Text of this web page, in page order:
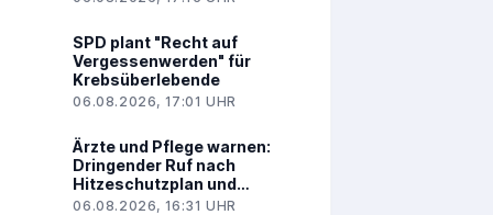
SPD plant "Recht auf
Vergessenwerden" für
Krebsüberlebende
06.08.2026, 17:01 UHR
Ärzte und Pflege warnen:
Dringender Ruf nach
Hitzeschutzplan und
Hitzegipfel
06.08.2026, 16:31 UHR